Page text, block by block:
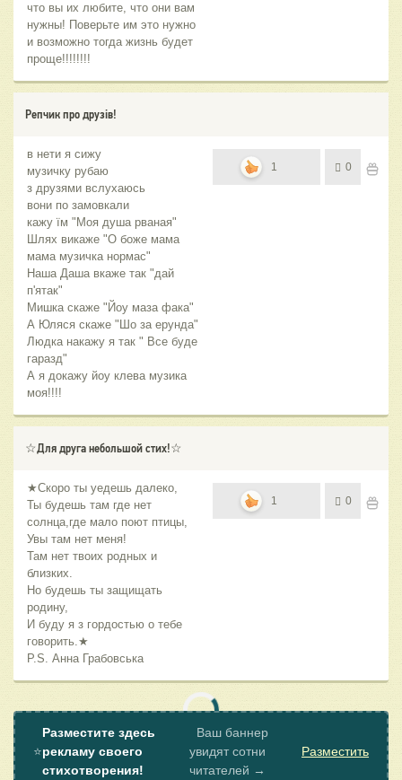
что вы их любите, что они вам
нужны! Поверьте им это нужно
и возможно тогда жизнь будет
проще!!!!!!!!
Репчик про друзів!
в нети я сижу
музичку рубаю
з друзями вслухаюсь
вони по замовкали
кажу їм "Моя душа рваная"
Шлях викаже "О боже мама
мама музичка нормас"
Наша Даша вкаже так "дай
п'ятак"
Мишка скаже "Йоу маза фака"
А Юляся скаже "Шо за ерунда"
Людка накажу я так " Все буде
гаразд"
А я докажу йоу клева музика
моя!!!!
1 0
☆Для друга небольшой стих!☆
★Скоро ты уедешь далеко,
Ты будешь там где нет
солнца,где мало поют птицы,
Увы там нет меня!
Там нет твоих родных и
близких.
Но будешь ты защищать
родину,
И буду я з гордостью о тебе
говорить.★
P.S. Анна Грабовська
1 0
⭐
Разместите здесь
рекламу своего
стихотворения!
Ваш баннер
увидят сотни
читателей →
Разместить